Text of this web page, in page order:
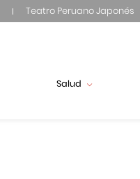
Teatro Peruano Japonés
Salud